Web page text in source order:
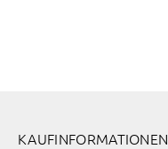
KAUFINFORMATIONEN